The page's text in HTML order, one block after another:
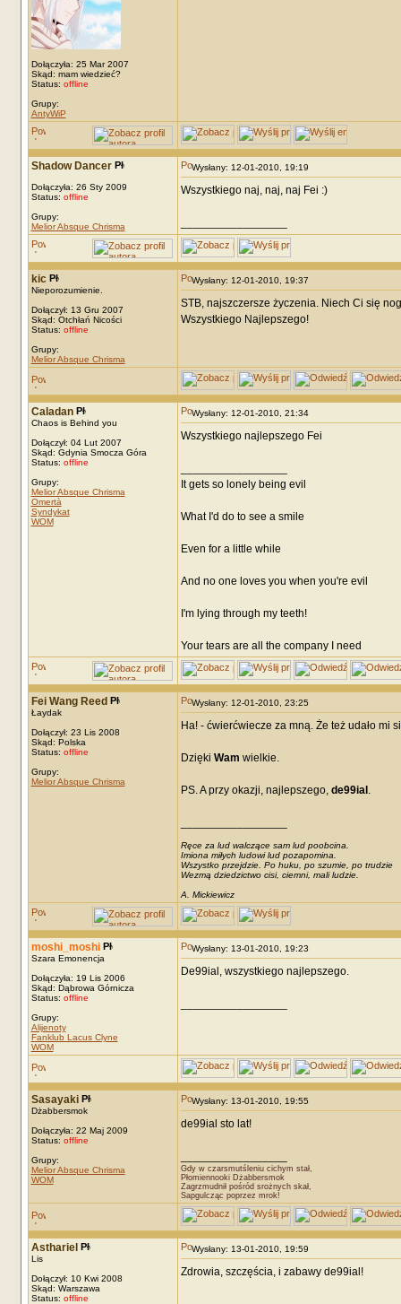
Dołączyła: 25 Mar 2007
Skąd: mam wiedzieć?
Status: offline
Grupy:
AntyWiP
Shadow Dancer
Dołączyła: 26 Sty 2009
Status: offline
Grupy:
Melior Absque Chrisma
Wysłany: 12-01-2010, 19:19
Wszystkiego naj, naj, naj Fei :)
kic
Nieporozumienie.
Dołączył: 13 Gru 2007
Skąd: Otchłań Nicości
Status: offline
Grupy:
Melior Absque Chrisma
Wysłany: 12-01-2010, 19:37
STB, najszczersze życzenia. Niech Ci się
Wszystkiego Najlepszego!
Caladan
Chaos is Behind you
Dołączył: 04 Lut 2007
Skąd: Gdynia Smocza Góra
Status: offline
Grupy:
Melior Absque Chrisma
Omertà
Syndykat
WOM
Wysłany: 12-01-2010, 21:34
Wszystkiego najlepszego Fei
It gets so lonely being evil
What I'd do to see a smile
Even for a little while
And no one loves you when you're evil
I'm lying through my teeth!
Your tears are all the company I need
Fei Wang Reed
Łaydak
Dołączył: 23 Lis 2008
Skąd: Polska
Status: offline
Grupy:
Melior Absque Chrisma
Wysłany: 12-01-2010, 23:25
Ha! - ćwierćwiecze za mną. Że też udało mi
Dzięki Wam wielkie.
PS. A przy okazji, najlepszego, de99ial .
Ręce za lud walczące sam lud poobcina.
Imiona miłych ludowi lud pozapomina.
Wszystko przejdzie. Po huku, po szumie, po trudzie
Wezmą dziedzictwo cisi, ciemni, mali ludzie.
A. Mickiewicz
moshi_moshi
Szara Emonencja
Dołączyła: 19 Lis 2006
Skąd: Dąbrowa Górnicza
Status: offline
Grupy:
Alijenoty
Fanklub Lacus Clyne
WOM
Wysłany: 13-01-2010, 19:23
De99ial, wszystkiego najlepszego.
Sasayaki
Dżabbersmok
Dołączyła: 22 Maj 2009
Status: offline
Grupy:
Melior Absque Chrisma
WOM
Wysłany: 13-01-2010, 19:55
de99ial sto lat!
Gdy w czarsmutśleniu cichym stał,
Płomiennooki Dżabbersmok
Zagrzmudnił pośród srożnych skał,
Sapgulcząc poprzez mrok!
Asthariel
Lis
Dołączył: 10 Kwi 2008
Skąd: Warszawa
Status: offline
Wysłany: 13-01-2010, 19:59
Zdrowia, szczęścia, i zabawy de99ial!